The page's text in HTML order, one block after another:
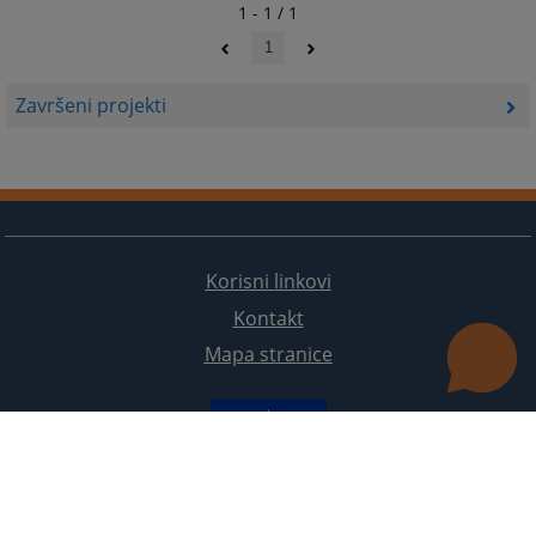
Završeni projekti
1 - 1 / 1
1
Korisni linkovi
Kontakt
Mapa stranice